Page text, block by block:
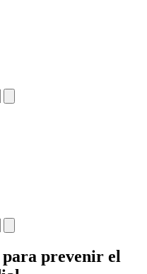
prevenir el